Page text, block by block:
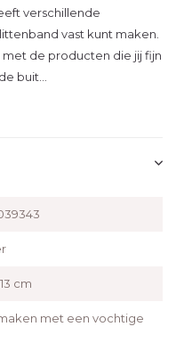
verschillende
vast kunt maken.
de producten die jij fijn
buit...
cm
met een vochtige